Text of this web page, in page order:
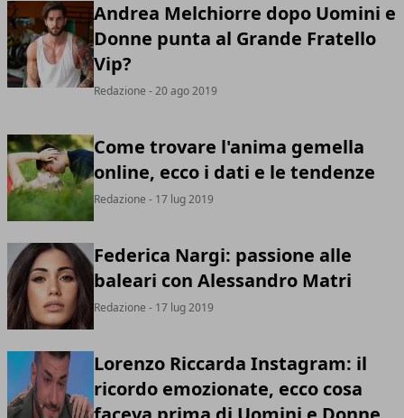
Andrea Melchiorre dopo Uomini e
Donne punta al Grande Fratello
Vip?
Redazione - 20 ago 2019
Come trovare l'anima gemella
online, ecco i dati e le tendenze
Redazione - 17 lug 2019
Federica Nargi: passione alle
baleari con Alessandro Matri
Redazione - 17 lug 2019
Lorenzo Riccarda Instagram: il
ricordo emozionate, ecco cosa